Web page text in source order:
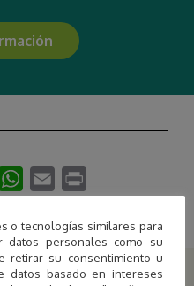
publicadas
o tecnologías similares para
datos personales como su
retirar su consentimiento u
datos basado en intereses